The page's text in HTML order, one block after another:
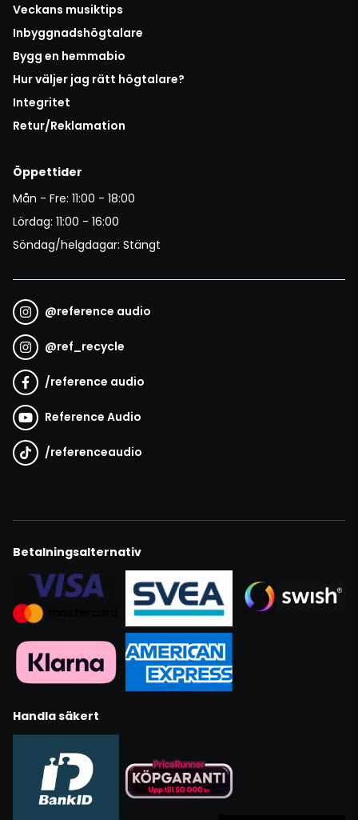
Veckans musiktips
Inbyggnadshögtalare
Bygg en hemmabio
Hur väljer jag rätt högtalare?
Integritet
Retur/Reklamation
Öppettider
Mån - Fre: 11:00 - 18:00
Lördag: 11:00 - 16:00
Söndag/helgdagar: Stängt
@reference audio
@ref_recycle
/reference audio
Reference Audio
/referenceaudio
Betalningsalternativ
Handla säkert